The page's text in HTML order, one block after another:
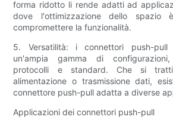
forma ridotto li rende adatti ad
dove l'ottimizzazione dello spazio
compromettere la funzionalità.
5. Versatilità: i connettori push-pull
un'ampia gamma di
protocolli e standard. Che si
alimentazione o trasmissione dati,
connettore push-pull adatta a diverse
Applicazioni dei connettori push-pull